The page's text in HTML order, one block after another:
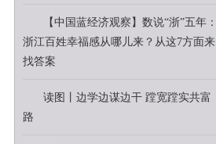
【中国蓝经济观察】数说“浙”五年：
浙江百姓幸福感从哪儿来？从这7方面来
找答案
读图丨边学边谋边干 蹚宽蹚实共富
路